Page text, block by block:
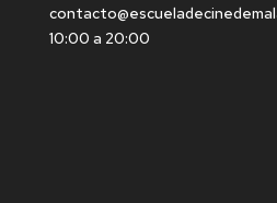
10:00 a 20:00